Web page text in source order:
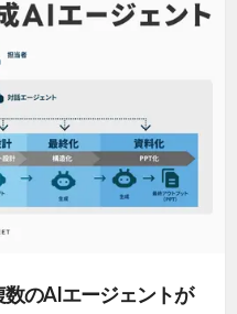
のAIエージェントが